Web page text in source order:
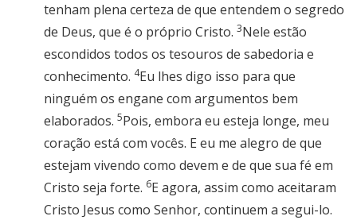
tenham plena certeza de que entendem o segredo
de Deus, que é o próprio Cristo. 3Nele estão
escondidos todos os tesouros de sabedoria e
conhecimento. 4Eu lhes digo isso para que
ninguém os engane com argumentos bem
elaborados. 5Pois, embora eu esteja longe, meu
coração está com vocês. E eu me alegro de que
estejam vivendo como devem e de que sua fé em
Cristo seja forte. 6E agora, assim como aceitaram
Cristo Jesus como Senhor, continuem a segui-lo.